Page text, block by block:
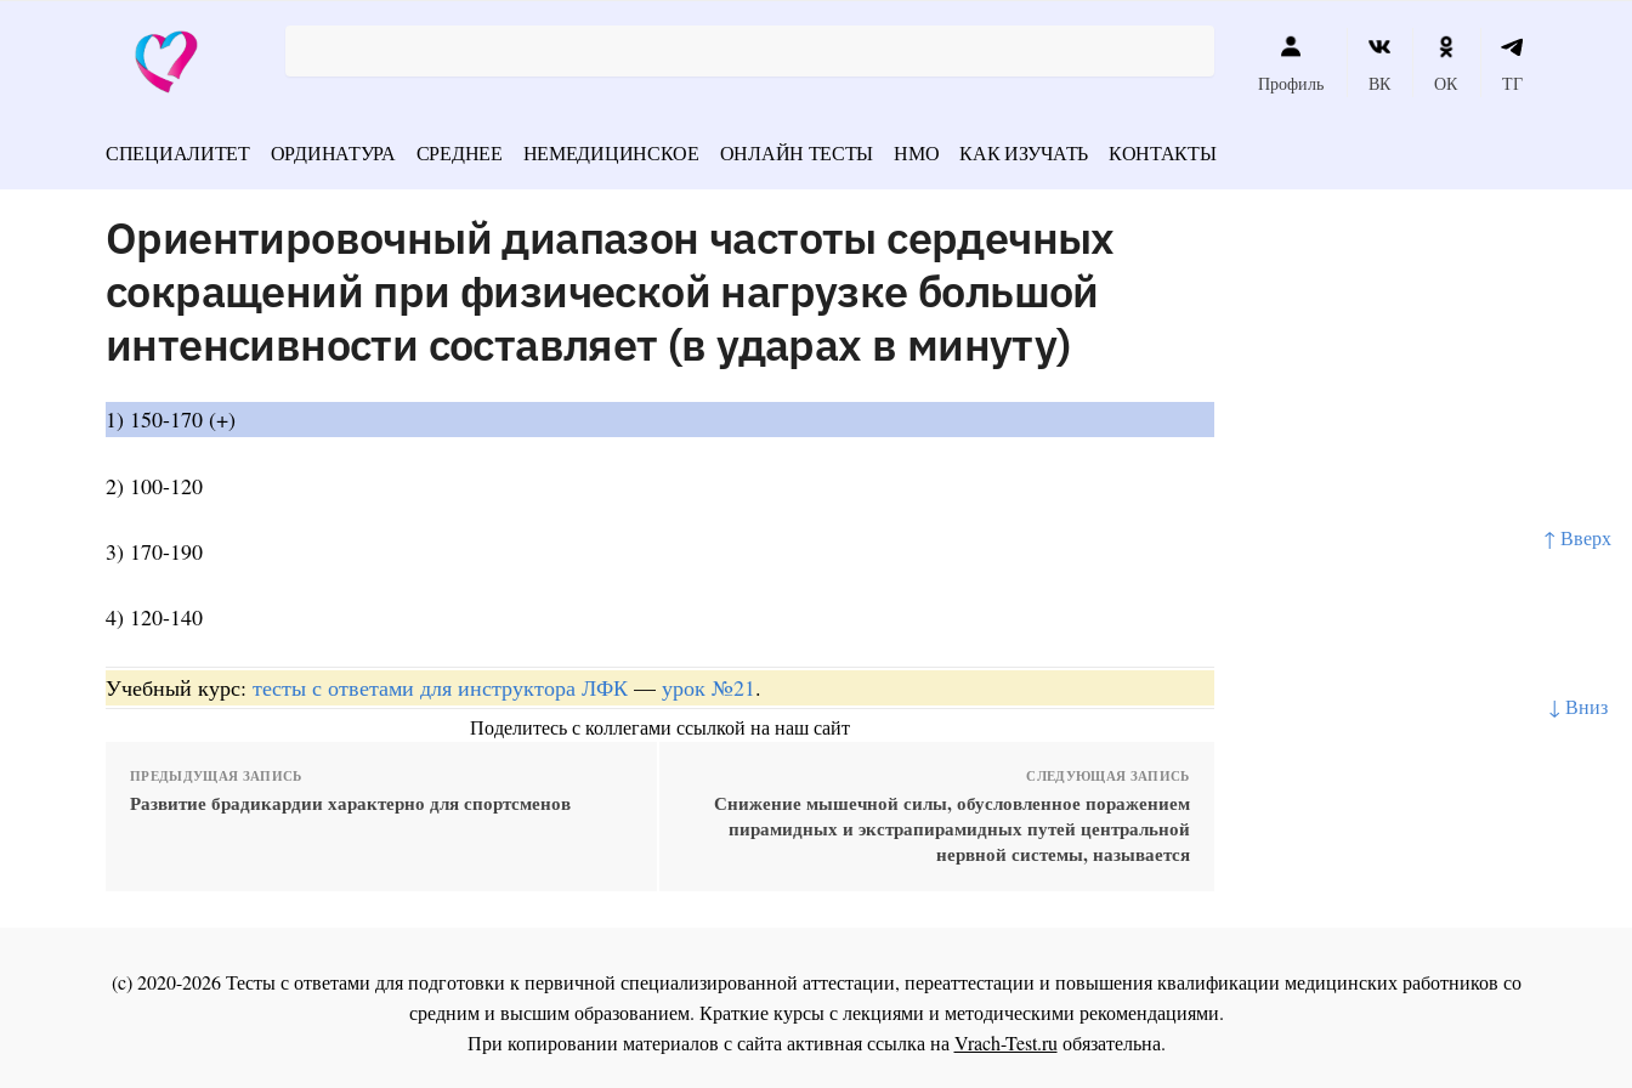
↑ Вверх
↓ Вниз
Профиль ВК ОК ТГ
СПЕЦИАЛИТЕТ ОРДИНАТУРА СРЕДНЕЕ НЕМЕДИЦИНСКОЕ ОНЛАЙН ТЕСТЫ НМО КАК ИЗУЧАТЬ КОНТАКТЫ
Ориентировочный диапазон частоты сердечных
сокращений при физической нагрузке большой
интенсивности составляет (в ударах в минуту)
1) 150-170 (+)
2) 100-120
3) 170-190
4) 120-140
Учебный курс: тесты с ответами для инструктора ЛФК — урок №21.
Поделитесь с коллегами ссылкой на наш сайт
ПРЕДЫДУЩАЯ ЗАПИСЬ
Развитие брадикардии характерно для спортсменов
СЛЕДУЮЩАЯ ЗАПИСЬ
Снижение мышечной силы, обусловленное поражением
пирамидных и экстрапирамидных путей центральной
нервной системы, называется
(c) 2020-2026 Тесты с ответами для подготовки к первичной специализированной аттестации, переаттестации и повышения квалификации медицинских работников со
средним и высшим образованием. Краткие курсы с лекциями и методическими рекомендациями.
При копировании материалов с сайта активная ссылка на Vrach-Test.ru обязательна.